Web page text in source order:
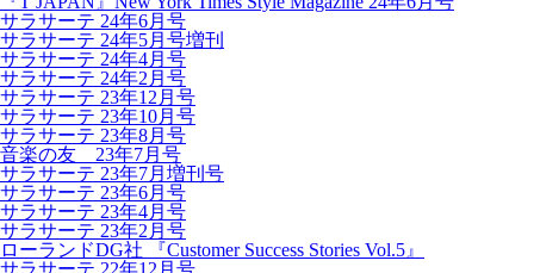
サラサーテ 24年6月号
サラサーテ 24年5月号増刊
サラサーテ 24年4月号
サラサーテ 24年2月号
サラサーテ 23年12月号
サラサーテ 23年10月号
サラサーテ 23年8月号
音楽の友 23年7月号
サラサーテ 23年7月増刊号
サラサーテ 23年6月号
サラサーテ 23年4月号
サラサーテ 23年2月号
ローランドDG社 『Customer Success Stories Vol.5』
サラサーテ 22年12月号